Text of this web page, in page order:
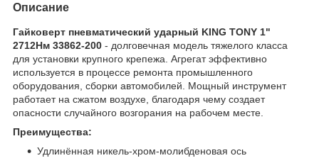
Описание
Гайковерт пневматический ударный KING TONY 1"
2712Нм 33862-200 - долговечная модель тяжелого класса
для установки крупного крепежа. Агрегат эффективно
используется в процессе ремонта промышленного
оборудования, сборки автомобилей. Мощный инструмент
работает на сжатом воздухе, благодаря чему создает
опасности случайного возгорания на рабочем месте.
Преимущества:
Удлинённая никель-хром-молибденовая ось